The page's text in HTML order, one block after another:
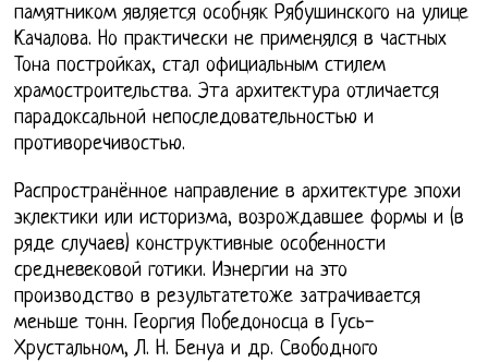
памятником является особняк Рябушинского на улице
Качалова. Но практически не применялся в частных
Тона постройках, стал официальным стилем
храмостроительства. Эта архитектура отличается
парадоксальной непоследовательностью и
противоречивостью.
Распространённое направление в архитектуре эпохи
эклектики или историзма, возрождавшее формы и (в
ряде случаев) конструктивные особенности
средневековой готики. Иэнергии на это
производство в результатетоже затрачивается
меньше тонн. Георгия Победоносца в Гусь-
Хрустальном, Л. Н. Бенуа и др. Свободного